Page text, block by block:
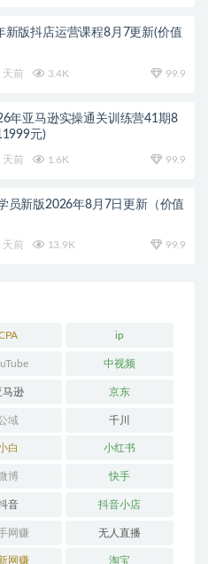
新版抖店运营课程8月7更新(价值
天前 3.4K 99.9
年亚马逊实操通关训练营41期8
元)
天前 1.6K 99.9
员新版2026年8月7日更新（价值
天前 13.9K 99.9
ip
中视频
马逊 京东
域 千川
白 小红书
博 快手
音 抖音小店
网赚 无人直播
网赚 淘宝